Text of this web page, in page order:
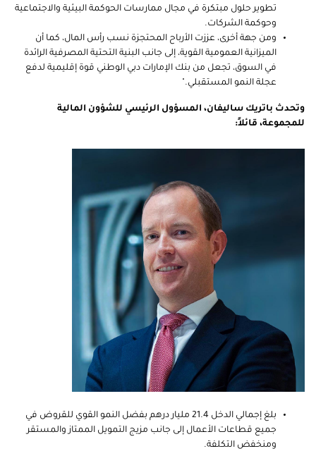
تطوير حلول مبتكرة في مجال ممارسات الحوكمة البيئية والاجتماعية
وحوكمة الشركات.
ومن جهة أخرى، عززت الأرباح المحتجزة نسب رأس المال، كما أن
الميزانية العمومية القوية، إلى جانب البنية التحتية المصرفية الرائدة
في السوق، تجعل من بنك الإمارات دبي الوطني قوة إقليمية لدفع
عجلة النمو المستقبلي."
وتحدث باتريك ساليفان، المسؤول الرئيسي للشؤون المالية
للمجموعة، قائلاً:
بلغ إجمالي الدخل 21.4 مليار درهم بفضل النمو القوي للقروض في
جميع قطاعات الأعمال إلى جانب مزيج التمويل الممتاز والمستقر
ومنخفض التكلفة.